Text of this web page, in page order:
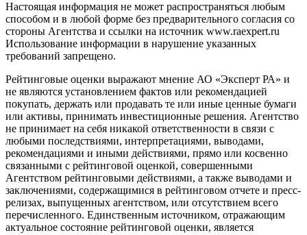
Настоящая информация не может распространяться любым
способом и в любой форме без предварительного согласия со
стороны Агентства и ссылки на источник www.raexpert.ru
Использование информации в нарушение указанных
требований запрещено.
Рейтинговые оценки выражают мнение АО «Эксперт РА» и
не являются установлением фактов или рекомендацией
покупать, держать или продавать те или иные ценные бумаги
или активы, принимать инвестиционные решения. Агентство
не принимает на себя никакой ответственности в связи с
любыми последствиями, интерпретациями, выводами,
рекомендациями и иными действиями, прямо или косвенно
связанными с рейтинговой оценкой, совершенными
Агентством рейтинговыми действиями, а также выводами и
заключениями, содержащимися в рейтинговом отчете и пресс-
релизах, выпущенных агентством, или отсутствием всего
перечисленного. Единственным источником, отражающим
актуальное состояние рейтинговой оценки, является